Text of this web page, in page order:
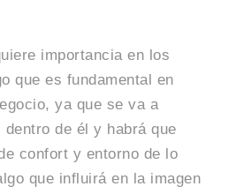
importancia en los
que es fundamental en
ya que se va a
de él y habrá que
confort y entorno de lo
que influirá en la imagen